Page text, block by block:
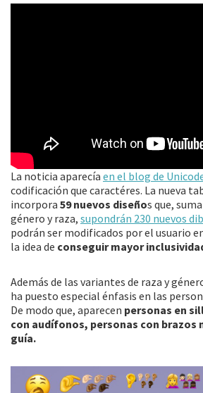
La noticia aparecía en el blog de
codificación que caractéres. La nueva
incorpora 59 nuevos diseños que,
género y raza, supondrán 230 nuevos
podrán ser modificados por el usuario
la idea de conseguir mayor
Además de las variantes de raza y
ha puesto especial énfasis en las
De modo que, aparecen personas en
con audífonos, personas con brazos
guía.